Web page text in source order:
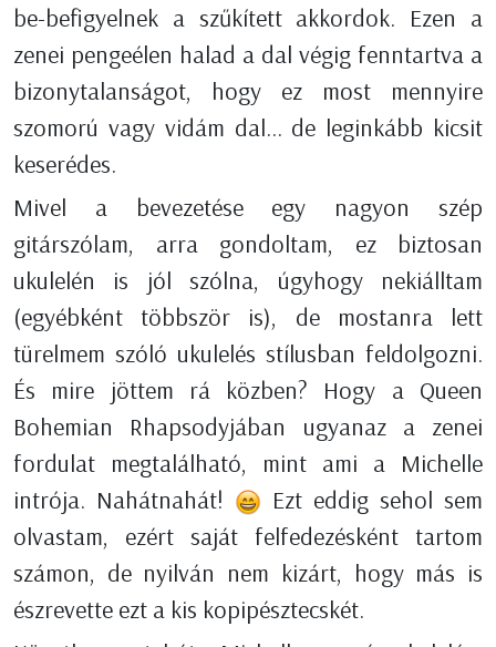
be-befigyelnek a szűkített akkordok. Ezen a
zenei pengeélen halad a dal végig fenntartva a
bizonytalanságot, hogy ez most mennyire
szomorú vagy vidám dal... de leginkább kicsit
keserédes.
Mivel a bevezetése egy nagyon szép
gitárszólam, arra gondoltam, ez biztosan
ukulelén is jól szólna, úgyhogy nekiálltam
(egyébként többször is), de mostanra lett
türelmem szóló ukulelés stílusban feldolgozni.
És mire jöttem rá közben? Hogy a Queen
Bohemian Rhapsodyjában ugyanaz a zenei
fordulat megtalálható, mint ami a Michelle
intrója. Nahátnahát!
Ezt eddig sehol sem
olvastam, ezért saját felfedezésként tartom
számon, de nyilván nem kizárt, hogy más is
észrevette ezt a kis kopipésztecskét.